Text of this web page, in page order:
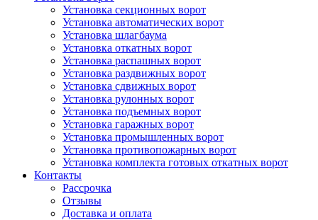
Установка секционных ворот
Установка автоматических ворот
Установка шлагбаума
Установка откатных ворот
Установка распашных ворот
Установка раздвижных ворот
Установка сдвижных ворот
Установка рулонных ворот
Установка подъемных ворот
Установка гаражных ворот
Установка промышленных ворот
Установка противопожарных ворот
Установка комплекта готовых откатных ворот
Контакты
Рассрочка
Отзывы
Доставка и оплата